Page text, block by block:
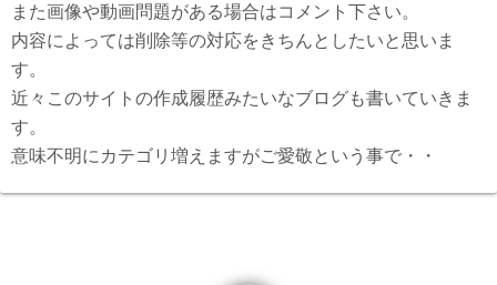
また画像や動画問題がある場合はコメント下さい。
内容によっては削除等の対応をきちんとしたいと思いま
す。
近々このサイトの作成履歴みたいなブログも書いていきま
す。
意味不明にカテゴリ増えますがご愛敬という事で・・